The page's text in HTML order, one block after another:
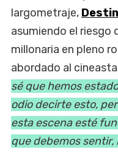
largometraje,
asumiendo el riesgo
millonaria en pleno
abordado al
sé que hemos
odio decirte esto,
esta escena esté
que debemos